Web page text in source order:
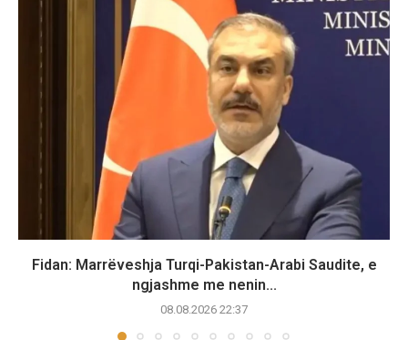
Fidan: Marrëveshja Turqi-Pakistan-Arabi Saudite, e
ngjashme me nenin...
08.08.2026 22:37